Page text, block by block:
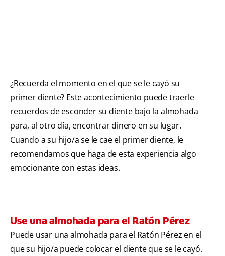
¿Recuerda el momento en el que se le cayó su
primer diente? Este acontecimiento puede traerle
recuerdos de esconder su diente bajo la almohada
para, al otro día, encontrar dinero en su lugar.
Cuando a su hijo/a se le cae el primer diente, le
recomendamos que haga de esta experiencia algo
emocionante con estas ideas.
Use una almohada para el Ratón Pérez
Puede usar una almohada para el Ratón Pérez en el
que su hijo/a puede colocar el diente que se le cayó.